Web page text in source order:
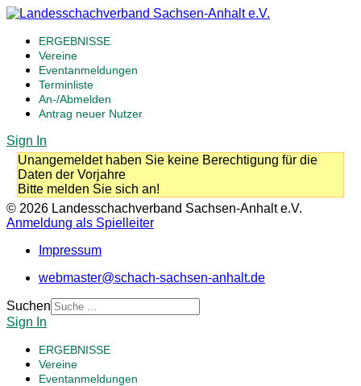
ERGEBNISSE
Vereine
Eventanmeldungen
Terminliste
An-/Abmelden
Antrag neuer Nutzer
Sign In
Unangemeldet haben Sie keine Berechtigung für die
Daten der Vorjahre
Bitte melden Sie sich an!
© 2026 Landesschachverband Sachsen-Anhalt e.V.
Anmeldung als Spielleiter
Impressum
webmaster@schach-sachsen-anhalt.de
Suchen
Sign In
ERGEBNISSE
Vereine
Eventanmeldungen